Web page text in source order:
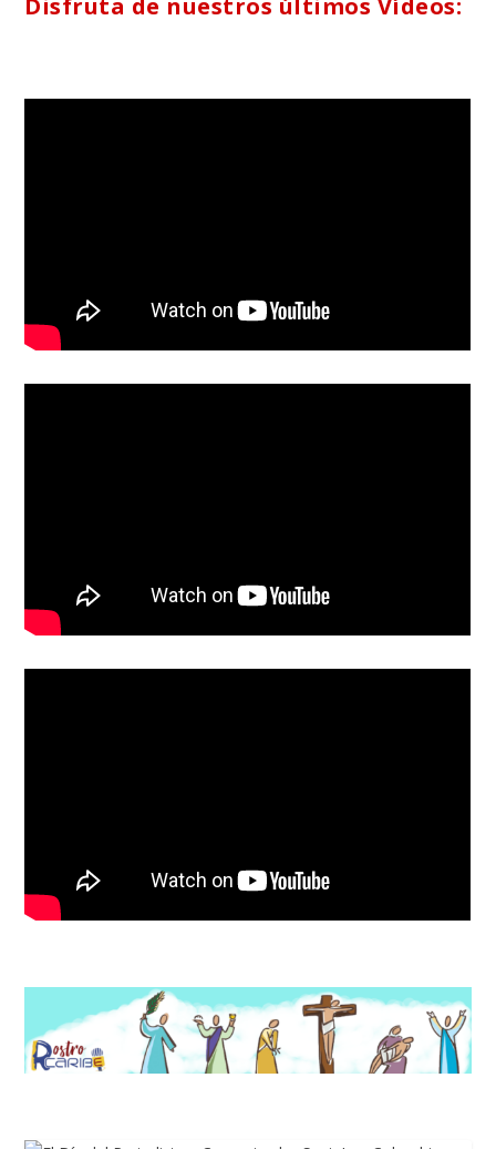
Disfruta de nuestros últimos Vídeos: